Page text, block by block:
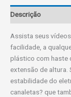
Descrição
Assista seus
facilidade, a
plástico com haste
extensão de altura.
estabilidade do
canaletas? que